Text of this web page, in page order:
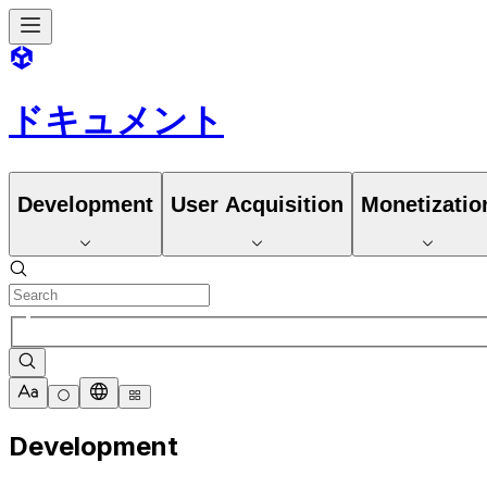
ドキュメント
Development User Acquisition
Development